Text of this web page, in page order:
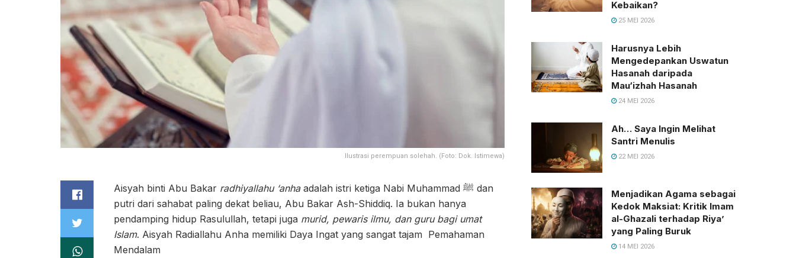
Ilustrasi perempuan solehah. (Foto: Dok. Istimewa)
Aisyah binti Abu Bakar radhiyallahu ‘anhaadalah istri ketiga Nabi Muhammad ﷺ dan
putri dari sahabat paling dekat beliau, Abu Bakar Ash-Shiddiq. Ia bukan hanya
pendamping hidup Rasulullah, tetapi juga murid, pewaris ilmu, dan guru bagi umat
Islam. Aisyah Radiallahu Anha memiliki Daya Ingat yang sangat tajam Pemahaman
Mendalam
Kebaikan?
25 MEI 2026
Harusnya Lebih
Mengedepankan Uswatun
Hasanah daripada
Mau‘izhah Hasanah
24 MEI 2026
Ah… Saya Ingin Melihat
Santri Menulis
22 MEI 2026
Menjadikan Agama sebagai
Kedok Maksiat: Kritik Imam
al-Ghazali terhadap Riya’
yang Paling Buruk
14 MEI 2026